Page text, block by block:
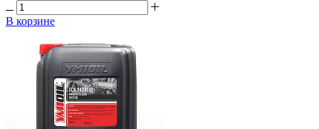
В корзине